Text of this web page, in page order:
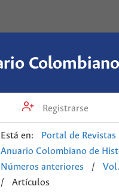
Registrarse
Está en: Portal de Revistas
Anuario Colombiano de
Números anteriores
/
/
Artículos